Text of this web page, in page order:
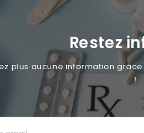
Restez
plus aucune information
!
favorite_border